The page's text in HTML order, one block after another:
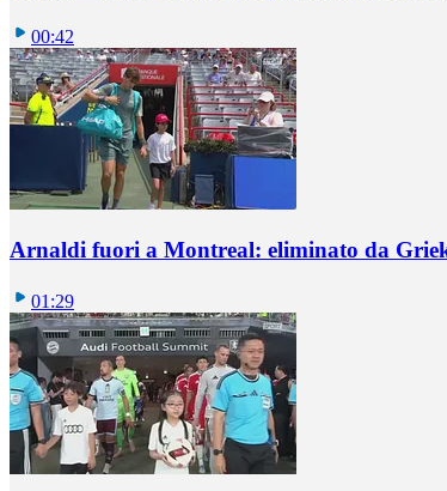
00:42
Arnaldi fuori a Montreal: eliminato da
01:29